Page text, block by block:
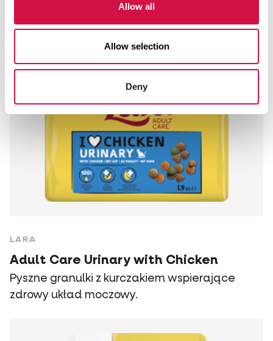
Allow all
Allow selection
Deny
LARA
Adult Care Urinary with Chicken
Pyszne granulki z kurczakiem wspierające
zdrowy układ moczowy.